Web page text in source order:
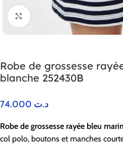
Agrandir
Robe de grossesse
blanche 252430B
د.ت
Robe de grossesse rayée bleu
col polo, boutons et manches